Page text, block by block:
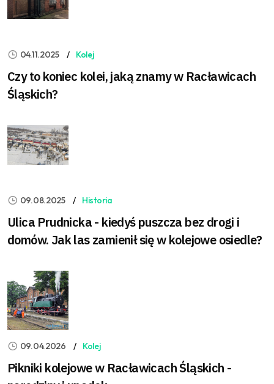
04.11.2025 Kolej
Czy to koniec kolei, jaką znamy w Racławicach
Śląskich?
09.08.2025 Historia
Ulica Prudnicka - kiedyś puszcza bez drogi i
domów. Jak las zamienił się w kolejowe osiedle?
09.04.2026 Kolej
Pikniki kolejowe w Racławicach Śląskich -